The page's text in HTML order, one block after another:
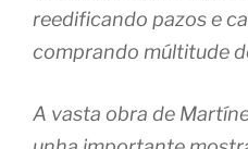
reedificando pazos e
comprando múltitude
A vasta obra de